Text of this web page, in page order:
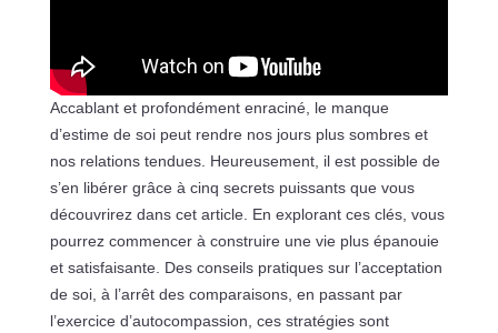
Accablant et profondément enraciné, le manque
d’estime de soi peut rendre nos jours plus sombres et
nos relations tendues. Heureusement, il est possible de
s’en libérer grâce à cinq secrets puissants que vous
découvrirez dans cet article. En explorant ces clés, vous
pourrez commencer à construire une vie plus épanouie
et satisfaisante. Des conseils pratiques sur l’acceptation
de soi, à l’arrêt des comparaisons, en passant par
l’exercice d’autocompassion, ces stratégies sont